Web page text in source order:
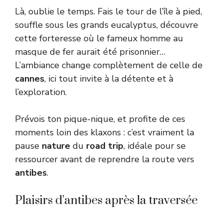
Là, oublie le temps. Fais le tour de l’île à pied,
souffle sous les grands eucalyptus, découvre
cette forteresse où le fameux homme au
masque de fer aurait été prisonnier…
L’ambiance change complètement de celle de
cannes, ici tout invite à la détente et à
l’exploration.
Prévois ton pique-nique, et profite de ces
moments loin des klaxons : c’est vraiment la
pause nature du road trip, idéale pour se
ressourcer avant de reprendre la route vers
antibes.
Plaisirs d’antibes après la traversée